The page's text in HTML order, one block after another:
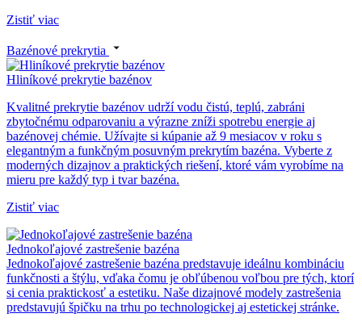
Zistiť viac
Bazénové prekrytia
Hliníkové prekrytie bazénov
Kvalitné prekrytie bazénov udrží vodu čistú, teplú, zabráni
zbytočnému odparovaniu a výrazne zníži spotrebu energie aj
bazénovej chémie. Užívajte si kúpanie až 9 mesiacov v roku s
elegantným a funkčným posuvným prekrytím bazéna. Vyberte z
moderných dizajnov a praktických riešení, ktoré vám vyrobíme na
mieru pre každý typ i tvar bazéna.
Zistiť viac
Jednokoľajové zastrešenie bazéna
Jednokoľajové zastrešenie bazéna predstavuje ideálnu kombináciu
funkčnosti a štýlu, vďaka čomu je obľúbenou voľbou pre tých, ktorí
si cenia praktickosť a estetiku. Naše dizajnové modely zastrešenia
predstavujú špičku na trhu po technologickej aj estetickej stránke.